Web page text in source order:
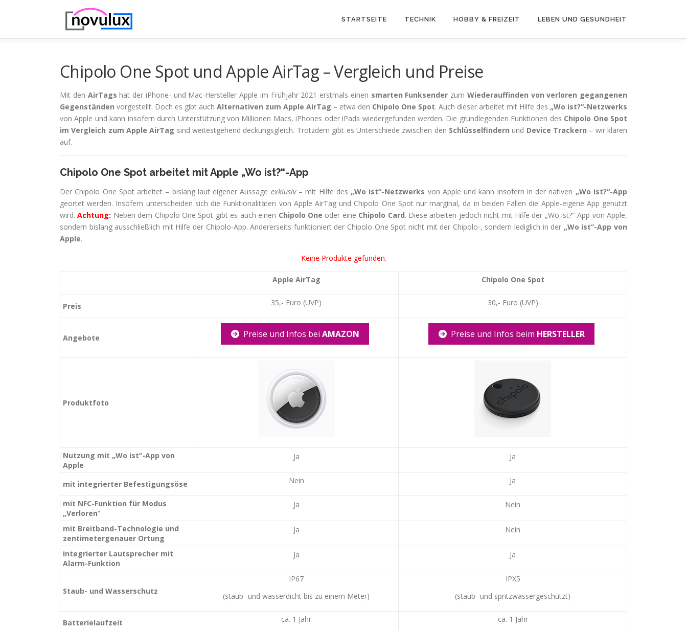
STARTSEITE TECHNIK HOBBY & FREIZEIT LEBEN UND GESUNDHEIT
Chipolo One Spot und Apple AirTag – Vergleich und Preise
Mit den AirTags hat der iPhone- und Mac-Hersteller Apple im Frühjahr 2021 erstmals einen smarten Funksender zum Wiederauffinden von verloren gegangenen
Gegenständen vorgestellt. Doch es gibt auch Alternativen zum Apple AirTag – etwa den Chipolo One Spot. Auch dieser arbeitet mit Hilfe des „Wo ist?“-Netzwerks
von Apple und kann insofern durch Unterstützung von Millionen Macs, iPhones oder iPads wiedergefunden werden. Die grundlegenden Funktionen des Chipolo One Spot
im Vergleich zum Apple AirTag sind weitestgehend deckungsgleich. Trotzdem gibt es Unterschiede zwischen den Schlüsselfindern und Device Trackern – wir klären
auf.
Chipolo One Spot arbeitet mit Apple „Wo ist?“-App
Der Chipolo One Spot arbeitet – bislang laut eigener Aussage exklusiv– mit Hilfe des „Wo ist“-Netzwerks von Apple und kann insofern in der nativen „Wo ist?“-App
geortet werden. Insofern unterscheiden sich die Funktionalitäten von Apple AirTag und Chipolo One Spot nur marginal, da in beiden Fällen die Apple-eigene App genutzt
wird.Achtung: Neben dem Chipolo One Spot gibt es auch einen Chipolo One oder eine Chipolo Card. Diese arbeiten jedoch nicht mit Hilfe der „Wo ist?“-App von Apple,
sondern bislang ausschließlich mit Hilfe der Chipolo-App. Andererseits funktioniert der Chipolo One Spot nicht mit der Chipolo-, sondern lediglich in der „Wo ist“-App von
Apple.
Keine Produkte gefunden.
Apple AirTag Chipolo One Spot
Preis 35,- Euro (UVP) 30,- Euro (UVP)
Angebote Preise und Infos bei AMAZON Preise und Infos beim HERSTELLER
Produktfoto
Nutzung mit „Wo ist“-App von
Apple
Ja Ja
mit integrierter Befestigungsöse Nein Ja
mit NFC-Funktion für Modus
„Verloren“
Ja Nein
mit Breitband-Technologie und
zentimetergenauer Ortung
Ja Nein
integrierter Lautsprecher mit
Alarm-Funktion
Ja Ja
Staub- und Wasserschutz
IP67
(staub- und wasserdicht bis zu einem Meter)
IPX5
(staub- und spritzwassergeschützt)
Batterielaufzeit ca. 1 Jahr ca. 1 Jahr